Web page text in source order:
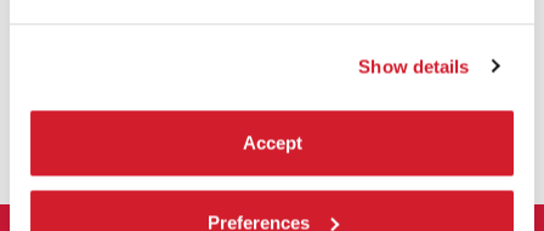
Show details
Accept
Preferences
CONDIVIDI SU